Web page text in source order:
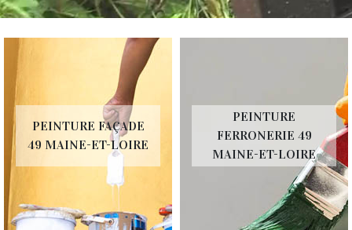
PEINTURE FAÇADE
49 MAINE-ET-LOIRE
PEINTURE
FERRONERIE 49
MAINE-ET-LOIRE